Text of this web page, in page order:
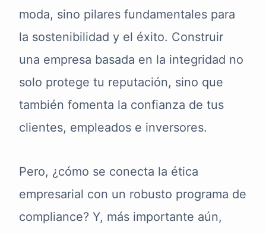
moda, sino pilares fundamentales para
la sostenibilidad y el éxito. Construir
una empresa basada en la integridad no
solo protege tu reputación, sino que
también fomenta la confianza de tus
clientes, empleados e inversores.
Pero, ¿cómo se conecta la ética
empresarial con un robusto programa de
compliance? Y, más importante aún,